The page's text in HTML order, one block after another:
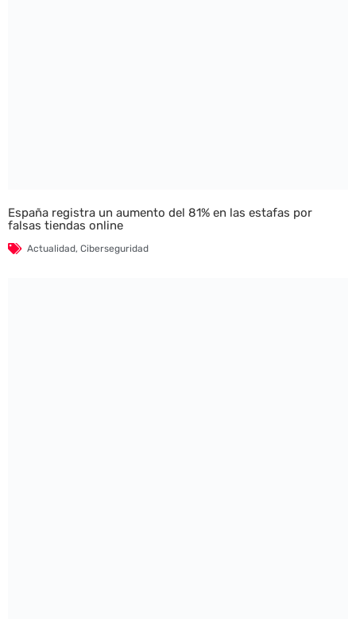
España registra un aumento del 81% en las estafas por
falsas tiendas online
Actualidad, Ciberseguridad